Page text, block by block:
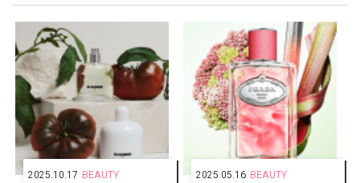
2025.10.17 BEAUTY 2025.05.16 BEAUTY